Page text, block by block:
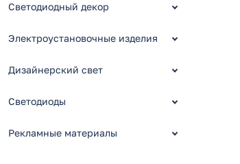
Светодиодный декор
Электроустановочные изделия
Дизайнерский свет
Светодиоды
Рекламные материалы